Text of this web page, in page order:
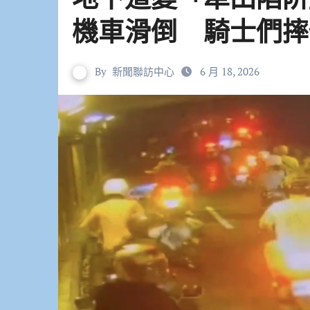
機車滑倒 騎士們
By 新聞聯訪中心 6 月 18, 2026